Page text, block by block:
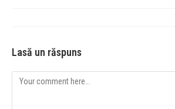
Lasă un răspuns